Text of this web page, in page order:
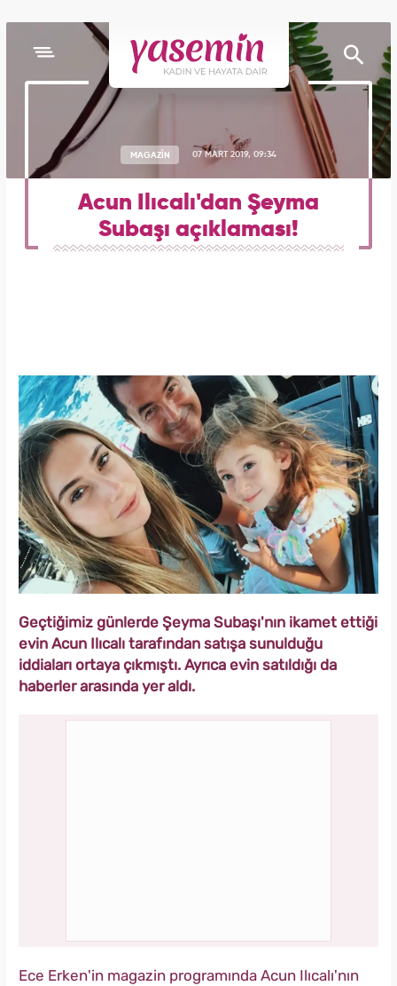
MAGAZİN 07 MART 2019, 09:34
Acun Ilıcalı'dan Şeyma
Subaşı açıklaması!
Geçtiğimiz günlerde Şeyma Subaşı'nın ikamet ettiği
evin Acun Ilıcalı tarafından satışa sunulduğu
iddiaları ortaya çıkmıştı. Ayrıca evin satıldığı da
haberler arasında yer aldı.
Ece Erken'in magazin programında Acun Ilıcalı'nın